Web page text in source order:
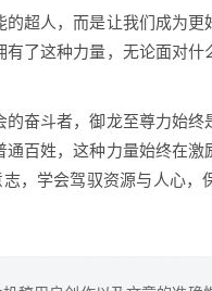
超人，而是让我们成为更
了这种力量，无论面对
奋斗者，御龙至尊力始
百姓，这种力量始终在
，学会驾驭资源与人心